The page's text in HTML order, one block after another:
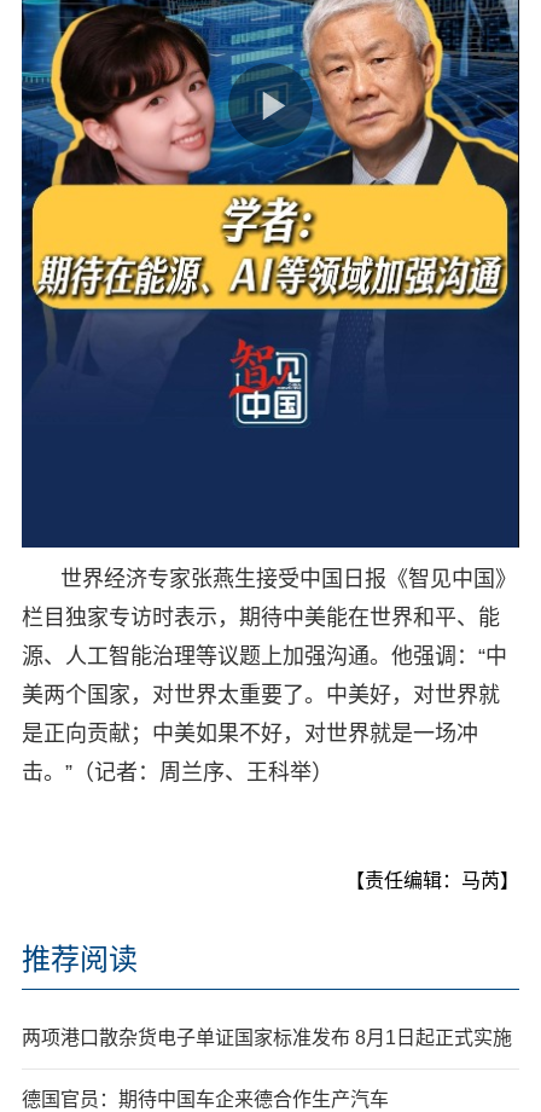
世界经济专家张燕生接受中国日报《智见中国》
栏目独家专访时表示，期待中美能在世界和平、能
源、人工智能治理等议题上加强沟通。他强调：“中
美两个国家，对世界太重要了。中美好，对世界就
是正向贡献；中美如果不好，对世界就是一场冲
击。”（记者：周兰序、王科举）
【责任编辑：马芮】
推荐阅读
两项港口散杂货电子单证国家标准发布 8月1日起正式实施
德国官员：期待中国车企来德合作生产汽车